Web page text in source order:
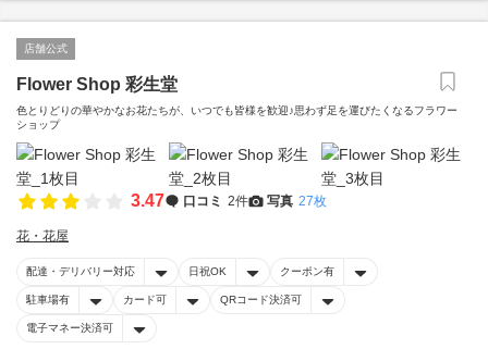
店舗公式
Flower Shop 彩生堂
色とりどりの華やかなお花たちが、いつでも皆様を歓迎♪思わず足を運びたくなるフラワー
ショップ
3.47 口コミ 2件 写真 27枚
花・花屋
配達・デリバリー対応 日祝OK クーポン有
駐車場有 カード可 QRコード決済可
電子マネー決済可